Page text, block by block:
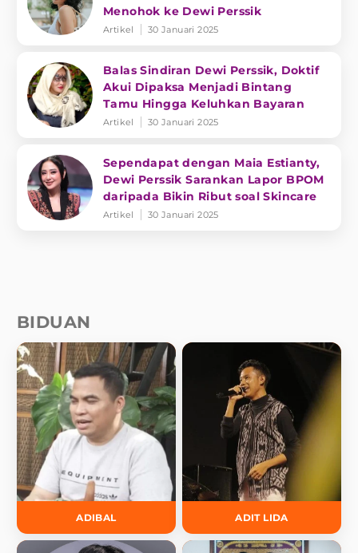
Menohok ke Dewi Perssik
Artikel 30 Januari 2025
Balas Sindiran Dewi Perssik, Doktif
Akui Dipaksa Menjadi Bintang
Tamu Hingga Keluhkan Bayaran
Artikel 30 Januari 2025
Sependapat dengan Maia Estianty,
Dewi Perssik Sarankan Lapor BPOM
daripada Bikin Ribut soal Skincare
Artikel 30 Januari 2025
BIDUAN
ADIBAL ADIT LIDA